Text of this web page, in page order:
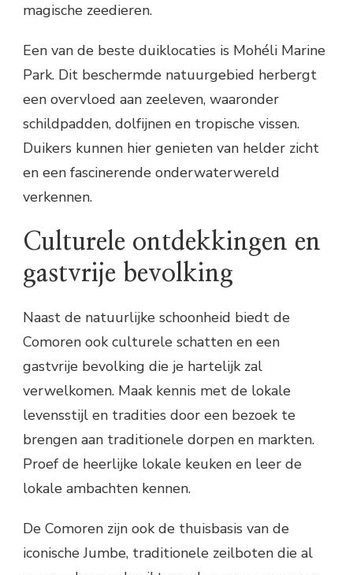
magische zeedieren.
Een van de beste duiklocaties is Mohéli Marine
Park. Dit beschermde natuurgebied herbergt
een overvloed aan zeeleven, waaronder
schildpadden, dolfijnen en tropische vissen.
Duikers kunnen hier genieten van helder zicht
en een fascinerende onderwaterwereld
verkennen.
Culturele ontdekkingen en
gastvrije bevolking
Naast de natuurlijke schoonheid biedt de
Comoren ook culturele schatten en een
gastvrije bevolking die je hartelijk zal
verwelkomen. Maak kennis met de lokale
levensstijl en tradities door een bezoek te
brengen aan traditionele dorpen en markten.
Proef de heerlijke lokale keuken en leer de
lokale ambachten kennen.
De Comoren zijn ook de thuisbasis van de
iconische Jumbe, traditionele zeilboten die al